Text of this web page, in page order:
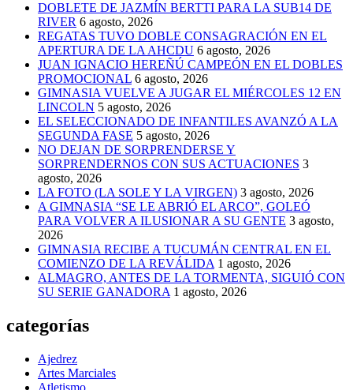
DOBLETE DE JAZMÍN BERTTI PARA LA SUB14 DE
RIVER 6 agosto, 2026
REGATAS TUVO DOBLE CONSAGRACIÓN EN EL
APERTURA DE LA AHCDU 6 agosto, 2026
JUAN IGNACIO HEREÑÚ CAMPEÓN EN EL DOBLES
PROMOCIONAL 6 agosto, 2026
GIMNASIA VUELVE A JUGAR EL MIÉRCOLES 12 EN
LINCOLN 5 agosto, 2026
EL SELECCIONADO DE INFANTILES AVANZÓ A LA
SEGUNDA FASE 5 agosto, 2026
NO DEJAN DE SORPRENDERSE Y
SORPRENDERNOS CON SUS ACTUACIONES 3
agosto, 2026
LA FOTO (LA SOLE Y LA VIRGEN) 3 agosto, 2026
A GIMNASIA “SE LE ABRIÓ EL ARCO”, GOLEÓ
PARA VOLVER A ILUSIONAR A SU GENTE 3 agosto,
2026
GIMNASIA RECIBE A TUCUMÁN CENTRAL EN EL
COMIENZO DE LA REVÁLIDA 1 agosto, 2026
ALMAGRO, ANTES DE LA TORMENTA, SIGUIÓ CON
SU SERIE GANADORA 1 agosto, 2026
categorías
Ajedrez
Artes Marciales
Atletismo